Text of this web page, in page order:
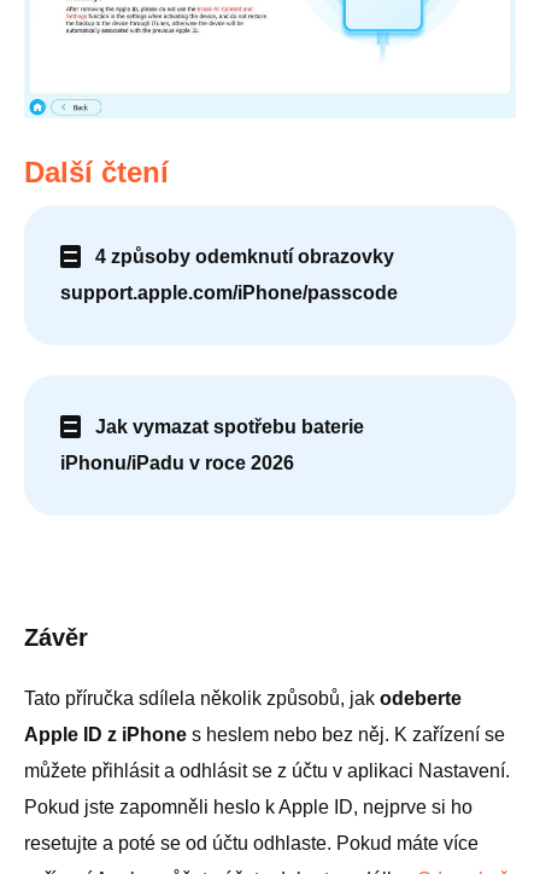
Další čtení
4 způsoby odemknutí obrazovky
support.apple.com/iPhone/passcode
Jak vymazat spotřebu baterie
iPhonu/iPadu v roce 2026
Závěr
Tato příručka sdílela několik způsobů, jak odeberte
Apple ID z iPhone s heslem nebo bez něj. K zařízení se
můžete přihlásit a odhlásit se z účtu v aplikaci Nastavení.
Pokud jste zapomněli heslo k Apple ID, nejprve si ho
resetujte a poté se od účtu odhlaste. Pokud máte více